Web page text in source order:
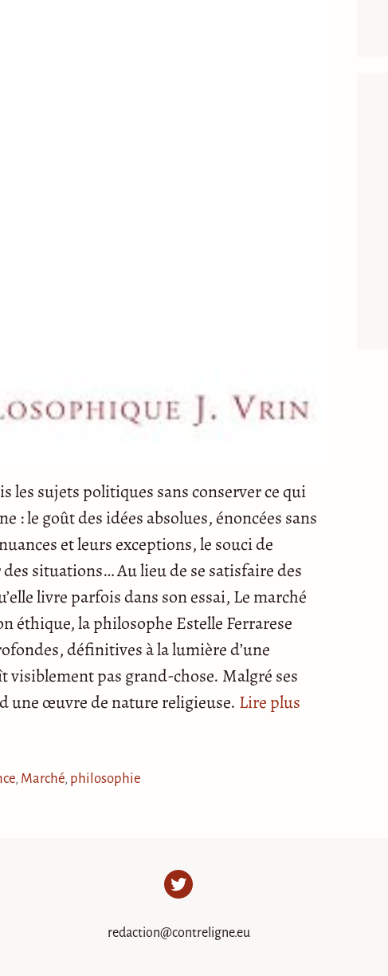
les sujets politiques sans conserver ce qui
: le goût des idées absolues, énoncées sans
et leurs exceptions, le souci de
situations… Au lieu de se satisfaire des
livre parfois dans son essai, Le marché
éthique, la philosophe Estelle Ferrarese
définitives à la lumière d’une
pas grand-chose. Malgré ses
une œuvre de nature religieuse. Lire plus
, Marché, philosophie
Twitter
redaction@contreligne.eu